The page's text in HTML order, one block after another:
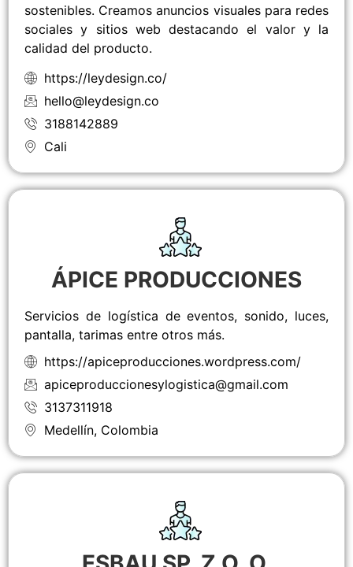
sostenibles. Creamos anuncios visuales para redes
sociales y sitios web destacando el valor y la
calidad del producto.
https://leydesign.co/
hello@leydesign.co
3188142889
Cali
ÁPICE PRODUCCIONES
Servicios de logística de eventos, sonido, luces,
pantalla, tarimas entre otros más.
https://apiceproducciones.wordpress.com/
apiceproduccionesylogistica@gmail.com
3137311918
Medellín, Colombia